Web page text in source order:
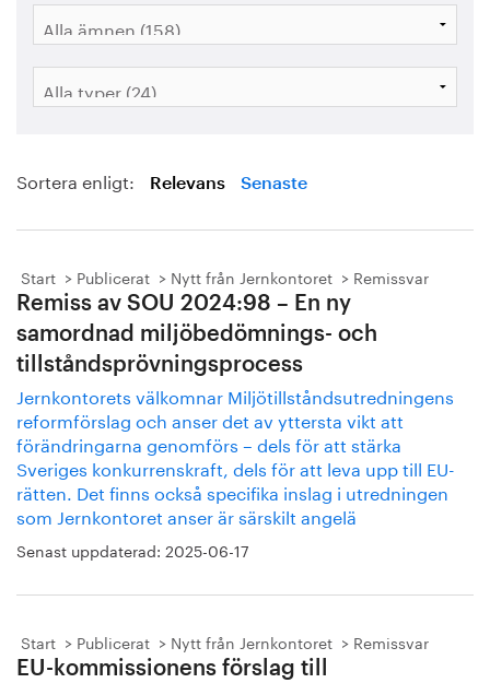
Bildbank
Sortera enligt: Relevans Senaste
Start Publicerat Nytt från Jernkontoret Remissvar
Remiss av SOU 2024:98 – En ny
samordnad miljöbedömnings- och
tillståndsprövningsprocess
Jernkontorets välkomnar Miljötillståndsutredningens
reformförslag och anser det av yttersta vikt att
förändringarna genomförs – dels för att stärka
Sveriges konkurrenskraft, dels för att leva upp till EU-
rätten. Det finns också specifika inslag i utredningen
som Jernkontoret anser är särskilt angelä
Senast uppdaterad: 2025-06-17
Start Publicerat Nytt från Jernkontoret Remissvar
EU-kommissionens förslag till